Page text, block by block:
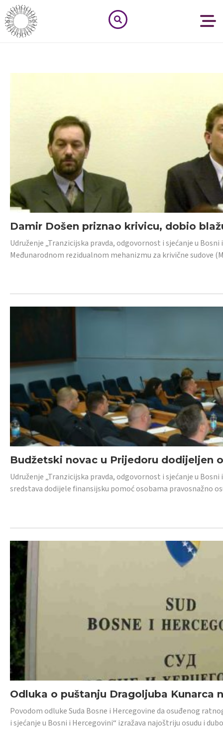
Damir Došen priznao krivicu, dobio
Udruženje „Tranzicijska pravda, odgovornost i sjećanje u
Međunarodnom rezidualnom mehanizmu za krivične sudove
Budžetski novac u Prijedoru dodijeljen
Udruženje „Tranzicijska pravda, odgovornost i sjećanje u
sredstava dodijele finansijsku pomoć osobama pravosnažno
Odluka o puštanju Dragoljuba Kunarca
Povodom odluke Suda Bosne i Hercegovine da osuđenog
i sjećanje u Bosni i Hercegovini“ izražava najoštriju osudu i